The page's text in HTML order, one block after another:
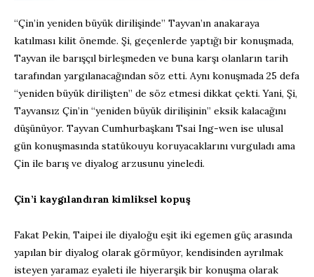
“Çin’in yeniden büyük dirilişinde” Tayvan’ın anakaraya
katılması kilit önemde. Şi, geçenlerde yaptığı bir konuşmada,
Tayvan ile barışçıl birleşmeden ve buna karşı olanların tarih
tarafından yargılanacağından söz etti. Aynı konuşmada 25 defa
“yeniden büyük dirilişten” de söz etmesi dikkat çekti. Yani, Şi,
Tayvansız Çin’in “yeniden büyük dirilişinin” eksik kalacağını
düşünüyor. Tayvan Cumhurbaşkanı Tsai Ing-wen ise ulusal
gün konuşmasında statükouyu koruyacaklarını vurguladı ama
Çin ile barış ve diyalog arzusunu yineledi.
Çin’i kaygılandıran kimliksel kopuş
Fakat Pekin, Taipei ile diyaloğu eşit iki egemen güç arasında
yapılan bir diyalog olarak görmüyor, kendisinden ayrılmak
isteyen yaramaz eyaleti ile hiyerarşik bir konuşma olarak